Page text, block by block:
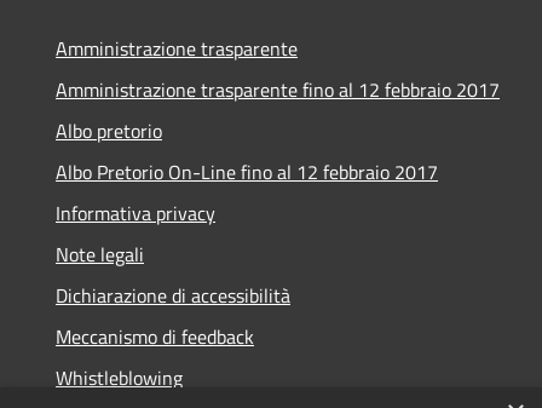
Amministrazione trasparente
Amministrazione trasparente fino al 12 febbraio 2017
Albo pretorio
Albo Pretorio On-Line fino al 12 febbraio 2017
Informativa privacy
Note legali
Dichiarazione di accessibilità
Meccanismo di feedback
Whistleblowing